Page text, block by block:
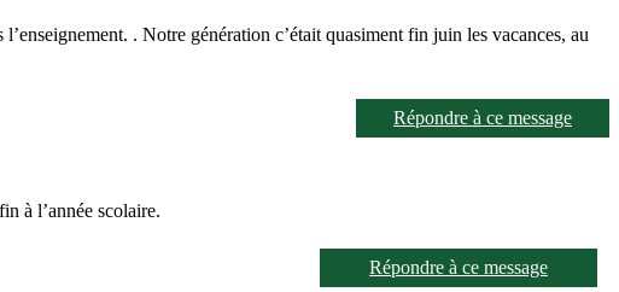
. Notre génération c’était quasiment fin juin les vacances, au
Répondre à ce message
à l’année scolaire.
Répondre à ce message